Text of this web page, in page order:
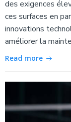
des exigences
ces surfaces en
innovations
améliorer la
Read more